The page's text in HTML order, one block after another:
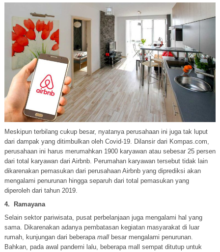
Meskipun terbilang cukup besar, nyatanya perusahaan ini juga tak luput
dari dampak yang ditimbulkan oleh Covid-19. Dilansir dari Kompas.com,
perusahaan ini harus merumahkan 1900 karyawan atau sebesar 25 persen
dari total karyawan dari Airbnb. Perumahan karyawan tersebut tidak lain
dikarenakan pemasukan dari perusahaan Airbnb yang diprediksi akan
mengalami penurunan hingga separuh dari total pemasukan yang
diperoleh dari tahun 2019.
4.
Ramayana
Selain sektor pariwisata, pusat perbelanjaan juga mengalami hal yang
sama. Dikarenakan adanya pembatasan kegiatan masyarakat di luar
rumah, kunjungan dari beberapa mallbesar mengalami penurunan.
Bahkan, pada awal pandemi lalu, beberapa mall sempat ditutup untuk